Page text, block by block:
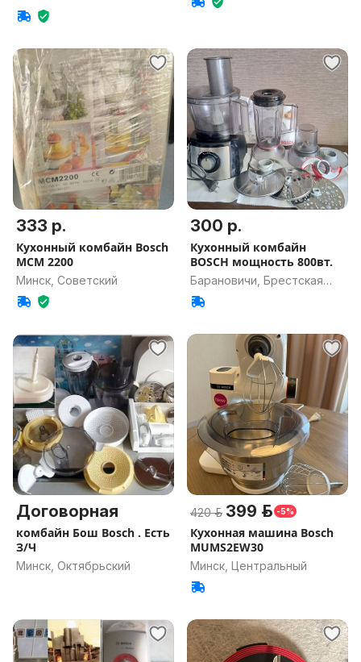
333 р.
Кухонный комбайн Bosch
MCM 2200
Минск, Советский
300 р.
Кухонный комбайн
BOSCH мощность 800вт.
Барановичи, Брестская
обл.
Договорная
комбайн Бош Bosch . Есть
З/Ч
Минск, Октябрьский
420 р. 399 р. -5%
Кухонная машина Bosch
MUMS2EW30
Минск, Центральный